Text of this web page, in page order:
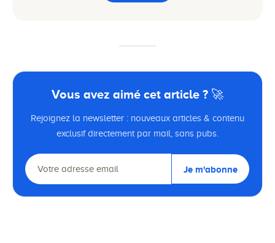
Vous avez aimé cet article ? 🚀
Rejoignez la newsletter : nouveaux articles & contenu
exclusif directement par mail, sans pubs.
Je m'abonne